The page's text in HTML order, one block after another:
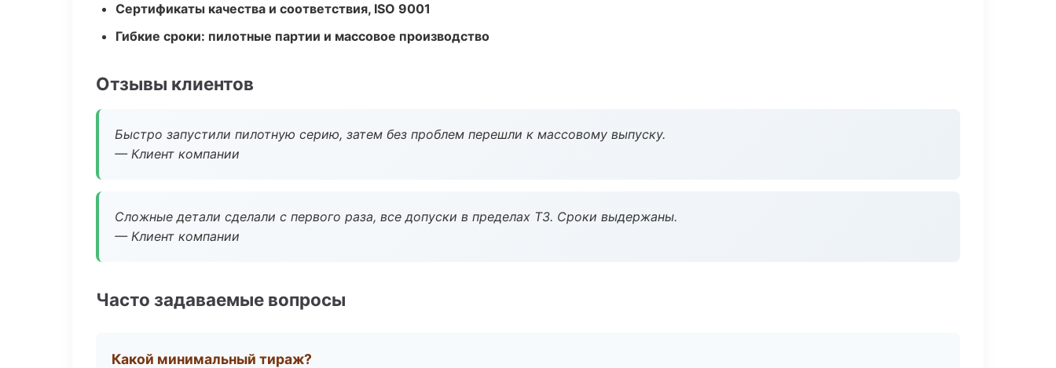
Сертификаты качества и соответствия, ISO 9001
Гибкие сроки: пилотные партии и массовое производство
Отзывы клиентов
Быстро запустили пилотную серию, затем без проблем перешли к массовому выпуску.
— Клиент компании
Сложные детали сделали с первого раза, все допуски в пределах ТЗ. Сроки выдержаны.
— Клиент компании
Часто задаваемые вопросы
Какой минимальный тираж?